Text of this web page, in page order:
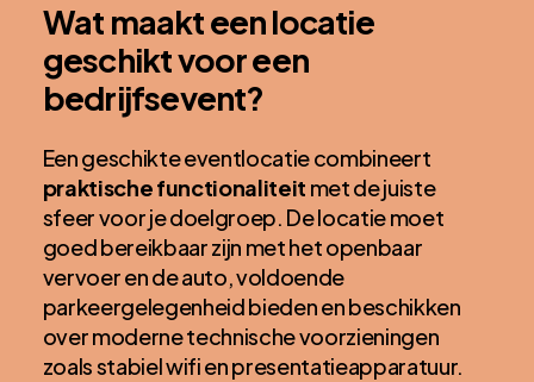
Wat maakt een locatie
geschikt voor een
bedrijfsevent?
Een geschikte eventlocatie combineert
praktische functionaliteit met de juiste
sfeer voor je doelgroep. De locatie moet
goed bereikbaar zijn met het openbaar
vervoer en de auto, voldoende
parkeergelegenheid bieden en beschikken
over moderne technische voorzieningen
zoals stabiel wifi en presentatieapparatuur.